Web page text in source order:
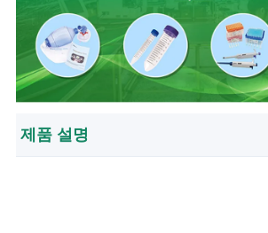
제품 설명